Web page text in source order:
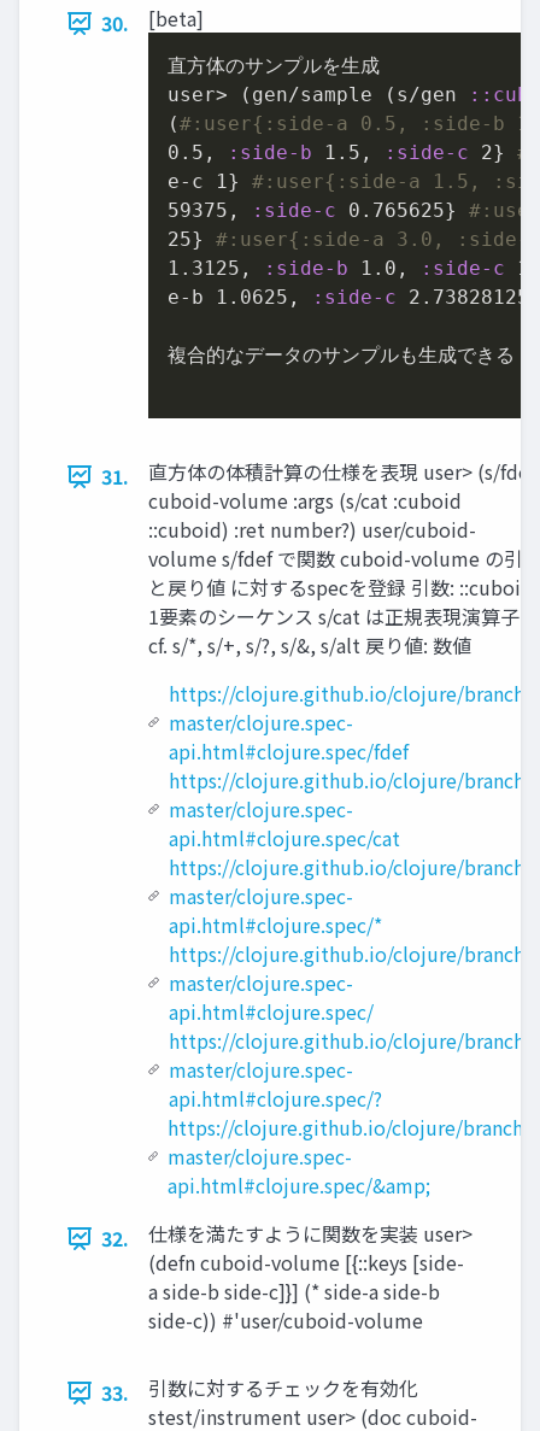
30. [beta]
直⽅体のサンプルを⽣成
user> (gen/sample (s/gen
:
(#:user{:side-a 0.5, :side-b
0.5 , :side-b 1.5 , :side-c 2}
e-c
1} #:user{:side-a 1.5,
59375 , :side-c 0.765625}
25} #:user{:side-a 3.0,
1.3125 , :side-b 1.0 , :side-c
e-b
1.0625 , :side-c 2.73828125
複合的なデータのサンプルも⽣成できる
31.
直⽅体の体積計算の仕様を表現 user> (s/fdef
cuboid-volume :args (s/cat :cuboid
::cuboid) :ret number?) user/cuboid-
volume s/fdef で関数 cuboid-volume の引
と戻り値 に対するspecを登録 引数: ::cuboid
1要素のシーケンス s/cat は正規表現演算⼦
cf. s/*, s/+, s/?, s/&, s/alt 戻り値: 数値
https://clojure.github.io/clojure/branch-
master/clojure.spec-
api.html#clojure.spec/fdef
https://clojure.github.io/clojure/branch-
master/clojure.spec-
api.html#clojure.spec/cat
https://clojure.github.io/clojure/branch-
master/clojure.spec-
api.html#clojure.spec/*
https://clojure.github.io/clojure/branch-
master/clojure.spec-
api.html#clojure.spec/
https://clojure.github.io/clojure/branch-
master/clojure.spec-
api.html#clojure.spec/?
https://clojure.github.io/clojure/branch-
master/clojure.spec-
api.html#clojure.spec/&amp;
32.
仕様を満たすように関数を実装 user>
(defn cuboid-volume [{::keys [side-
a side-b side-c]}] (* side-a side-b
side-c)) #'user/cuboid-volume
33.
引数に対するチェックを有効化
stest/instrument user> (doc cuboid-